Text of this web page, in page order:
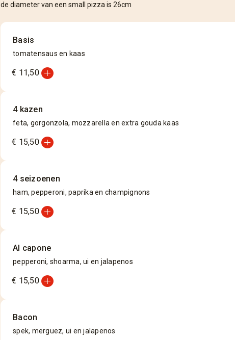
de diameter van een small pizza is 26cm
Basis
tomatensaus en kaas
€ 11,50add_circle
4 kazen
feta, gorgonzola, mozzarella en extra gouda kaas
€ 15,50add_circle
4 seizoenen
ham, pepperoni, paprika en champignons
€ 15,50add_circle
Al capone
pepperoni, shoarma, ui en jalapenos
€ 15,50add_circle
Bacon
spek, merguez, ui en jalapenos